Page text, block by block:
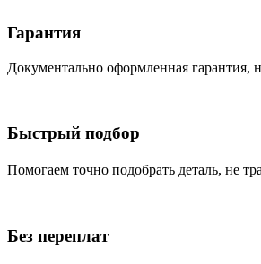
Гарантия
Документально оформленная гарантия,
Быстрый подбор
Помогаем точно подобрать деталь, не
Без переплат